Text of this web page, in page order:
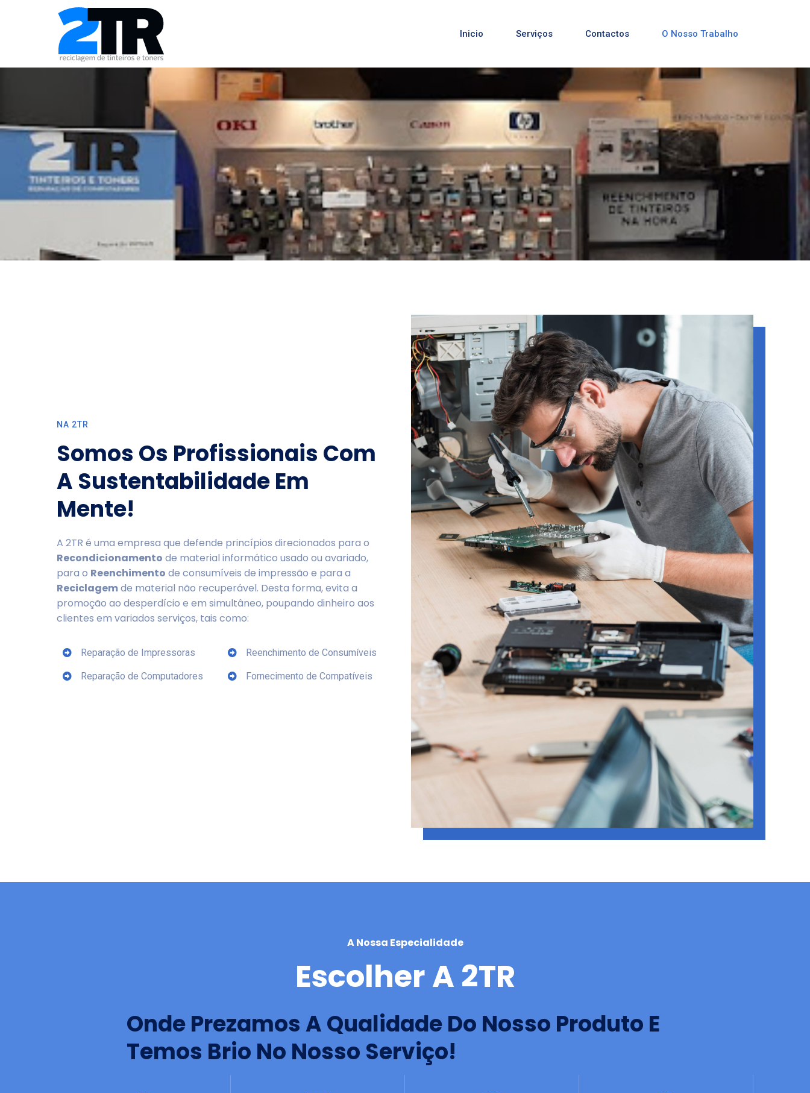
Inicio Serviços Contactos O Nosso Trabalho
NA 2TR
Somos Os Profissionais Com
A Sustentabilidade Em
Mente!
A 2TR é uma empresa que defende princípios direcionados para o
Recondicionamento de material informático usado ou avariado,
para o Reenchimento de consumíveis de impressão e para a
Reciclagemde material não recuperável. Desta forma, evita a
promoção ao desperdício e em simultâneo, poupando dinheiro aos
clientes em variados serviços, tais como:
Reparação de Impressoras
Reparação de Computadores
Reenchimento de Consumíveis
Fornecimento de Compatíveis
A Nossa Especialidade
Escolher A 2TR
Onde Prezamos A Qualidade Do Nosso Produto E
Temos Brio No Nosso Serviço!